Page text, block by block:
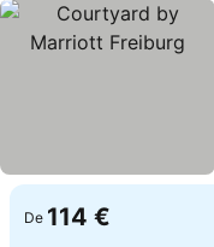
De 114 €